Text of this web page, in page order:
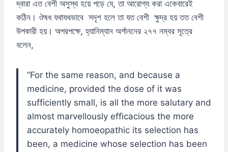
দ্বারা এত বেশী অসুস্থ হয়ে পড়ে যে, তা আরোগ্য করা একেবারেই
কঠিন। ঔষধ যথাযথভাবে সদৃশ হলে তা যত বেশী ক্ষুদ্র হয় তত বেশী
উপকারী হয়। অপরপক্ষে, হ্যানিম্যান অর্গাননের ২৭৭ নম্বর সূত্রে
বলেন,
“For the same reason, and because a
medicine, provided the dose of it was
sufficiently small, is all the more salutary and
almost marvellously efficacious the more
accurately homoeopathic its selection has
been, a medicine whose selection has been